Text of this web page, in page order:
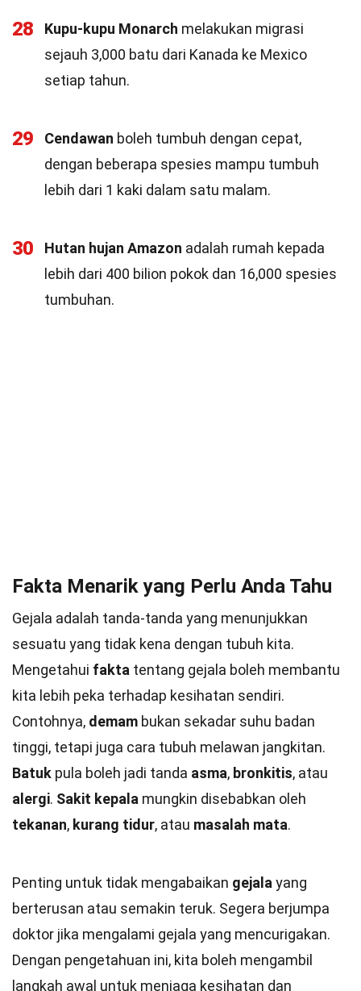
28 Kupu-kupu Monarch melakukan migrasi
sejauh 3,000 batu dari Kanada ke Mexico
setiap tahun.
29 Cendawan boleh tumbuh dengan cepat,
dengan beberapa spesies mampu tumbuh
lebih dari 1 kaki dalam satu malam.
30 Hutan hujan Amazon adalah rumah kepada
lebih dari 400 bilion pokok dan 16,000 spesies
tumbuhan.
Fakta Menarik yang Perlu Anda Tahu
Gejala adalah tanda-tanda yang menunjukkan
sesuatu yang tidak kena dengan tubuh kita.
Mengetahui fakta tentang gejala boleh membantu
kita lebih peka terhadap kesihatan sendiri.
Contohnya, demam bukan sekadar suhu badan
tinggi, tetapi juga cara tubuh melawan jangkitan.
Batuk pula boleh jadi tanda asma, bronkitis, atau
alergi. Sakit kepala mungkin disebabkan oleh
tekanan, kurang tidur, atau masalah mata.
Penting untuk tidak mengabaikan gejala yang
berterusan atau semakin teruk. Segera berjumpa
doktor jika mengalami gejala yang mencurigakan.
Dengan pengetahuan ini, kita boleh mengambil
langkah awal untuk menjaga kesihatan dan